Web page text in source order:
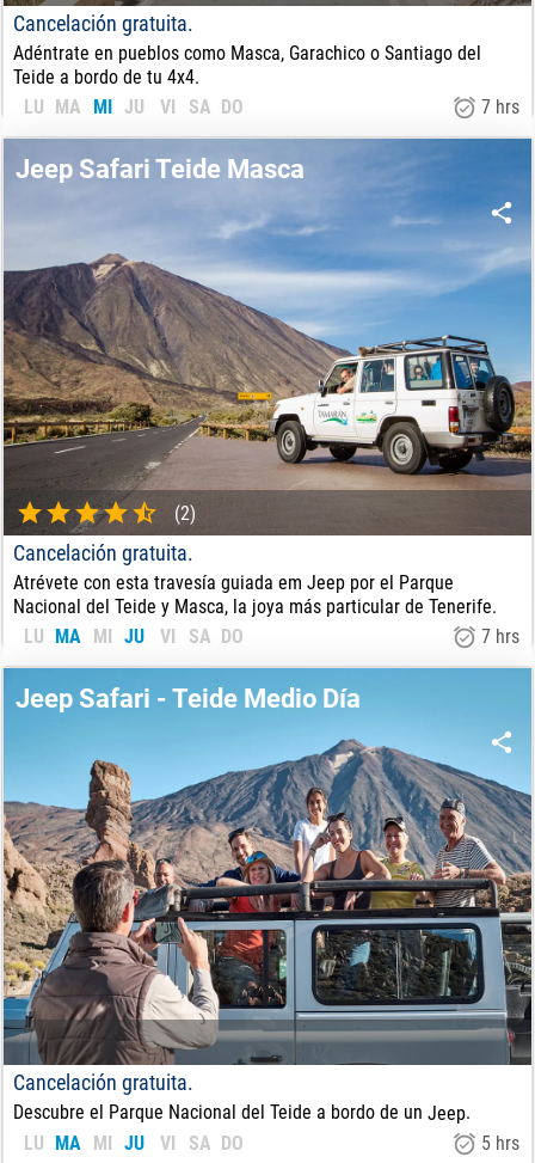
Cancelación gratuita.
Adéntrate en pueblos como Masca, Garachico o Santiago del
Teide a bordo de tu 4x4.
LU MA MI JU VI SA DO 7 hrs
DE:63€
(2)
Jeep Safari Teide Masca
Cancelación gratuita.
Atrévete con esta travesía guiada em Jeep por el Parque
Nacional del Teide y Masca, la joya más particular de Tenerife.
LU MA MI JU VI SA DO 7 hrs
DE:68€
Jeep Safari - Teide Medio Día
Cancelación gratuita.
Descubre el Parque Nacional del Teide a bordo de un Jeep.
LU MA MI JU VI SA DO 5 hrs